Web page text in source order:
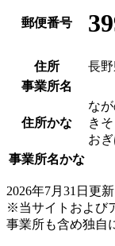
郵便番号
住所
長
事業所名
住所かな
な
き
お
事業所名かな
2026年7月31日更新
※当サイトおよび
事業所も含め独自